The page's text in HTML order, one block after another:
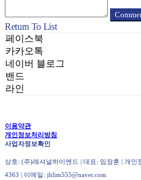
Return To List
페이스북
카카오톡
네이버 블로그
밴드
라인
이용약관
개인정보처리방침
사업자정보확인
상호: (주)래셔널하이엔드 | 대표: 임장훈 | 개
4363 | 이메일: jhlim555@naver.com